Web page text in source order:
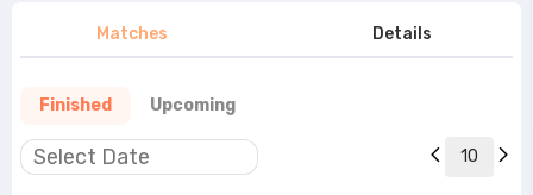
Matches Details
Finished Upcoming
10